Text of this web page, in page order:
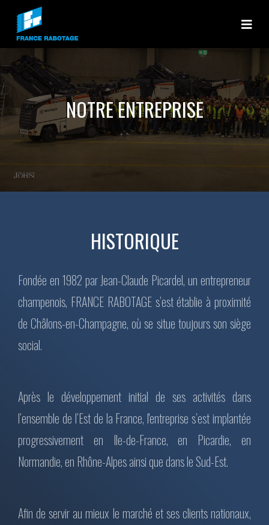
NOTRE ENTREPRISE
HISTORIQUE
Fondée en 1982 par Jean-Claude Picardel, un entrepreneur
champenois, FRANCE RABOTAGE s’est établie à proximité
de Châlons-en-Champagne, où se situe toujours son siège
social.
Après le développement initial de ses activités dans
l’ensemble de l’Est de la France, l'entreprise s’est implantée
progressivement en Ile-de-France, en Picardie, en
Normandie, en Rhône-Alpes ainsi que dans le Sud-Est.
Afin de servir au mieux le marché et ses clients nationaux,